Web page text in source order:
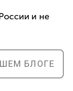
и не
БЛОГЕ